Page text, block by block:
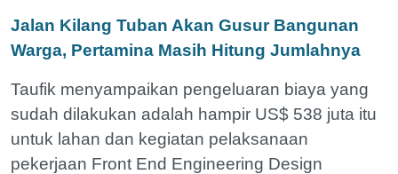
Jalan Kilang Tuban Akan Gusur Bangunan
Warga, Pertamina Masih Hitung Jumlahnya
Taufik menyampaikan pengeluaran biaya yang
sudah dilakukan adalah hampir US$ 538 juta itu
untuk lahan dan kegiatan pelaksanaan
pekerjaan Front End Engineering Design